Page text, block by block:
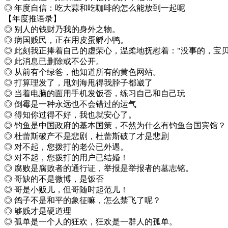
◎ 年度自信：吃大蒜和吃咖啡的怎么能放到一起呢
【年度推语录】
◎ 别人的钱财乃我的身外之物。
◎ 病国贱民，正在用皮蛋孵小鸭。
◎ 此刻我正捧着自己的虚荣心，温柔地抚慰着："没事的，宝
◎ 此消息已删除或不公开。
◎ 从前有个绿爸，他知道所有的黄色网站。
◎ 打算理发了，甩刘海甩得我脖子都崴了
◎ 当着电脑的面用手机发饭否，练习自己和自己玩
◎ 倒霉是一种永远也不会错过的运气
◎ 得知你过得不好，我也就安心了。
◎ 钓鱼是中国政府的基本国策，不然为什么有钓鱼台国宾馆？
◎ 杜蕾斯破产不是悲剧，杜蕾斯破了才是悲剧
◎ 对不起，您拨打的老公已外遇。
◎ 对不起，您拨打的用户已结婚！
◎ 腐败是腐败者的通行证，举报是举报者的墓志铭。
◎ 哥缺的不是微博，是饭否
◎ 哥是小贩儿，但哥随时起范儿！
◎ 鸽子不是和平的象征嘛，怎么禁飞了呢？
◎ 够贱才是硬道理
◎ 孤单是一个人的狂欢，狂欢是一群人的孤单。